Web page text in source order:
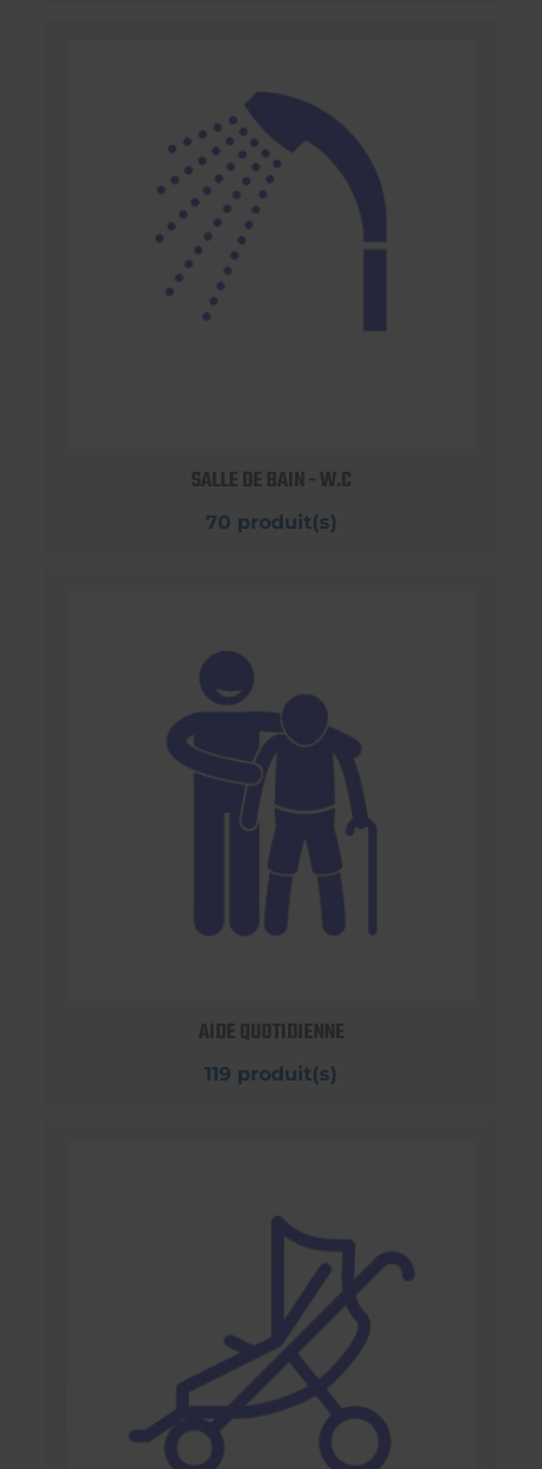
SALLE DE BAIN - W.C
70 produit(s)
AIDE QUOTIDIENNE
119 produit(s)